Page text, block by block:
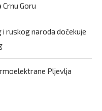
Goru
i ruskog naroda dočekuje
Pljevlja